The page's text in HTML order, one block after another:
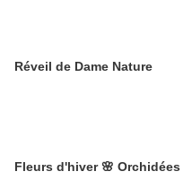
Réveil de Dame Nature
Fleurs d'hiver 🌸 Orchidées